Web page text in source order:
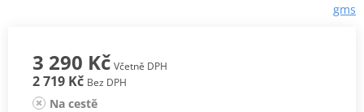
gms
3 290 Kč Včetně DPH
2 719 Kč Bez DPH
Na cestě